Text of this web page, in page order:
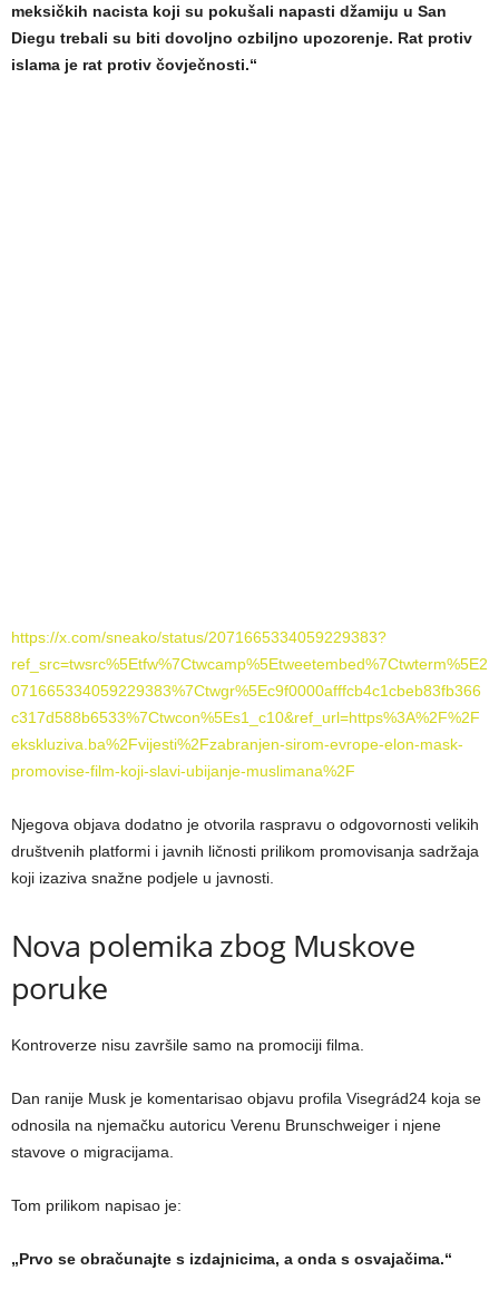
meksičkih nacista koji su pokušali napasti džamiju u San
Diegu trebali su biti dovoljno ozbiljno upozorenje. Rat protiv
islama je rat protiv čovječnosti.“
https://x.com/sneako/status/2071665334059229383?
ref_src=twsrc%5Etfw%7Ctwcamp%5Etweetembed%7Ctwterm%5E2
071665334059229383%7Ctwgr%5Ec9f0000afffcb4c1cbeb83fb366
c317d588b6533%7Ctwcon%5Es1_c10&ref_url=https%3A%2F%2F
ekskluziva.ba%2Fvijesti%2Fzabranjen-sirom-evrope-elon-mask-
promovise-film-koji-slavi-ubijanje-muslimana%2F
Njegova objava dodatno je otvorila raspravu o odgovornosti velikih
društvenih platformi i javnih ličnosti prilikom promovisanja sadržaja
koji izaziva snažne podjele u javnosti.
Nova polemika zbog Muskove
poruke
Kontroverze nisu završile samo na promociji filma.
Dan ranije Musk je komentarisao objavu profila Visegrád24 koja se
odnosila na njemačku autoricu Verenu Brunschweiger i njene
stavove o migracijama.
Tom prilikom napisao je:
„Prvo se obračunajte s izdajnicima, a onda s osvajačima.“